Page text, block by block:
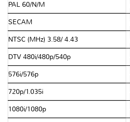
PAL 60/N/M
SECAM
NTSC (MHz) 3.58/ 4.43
DTV 480i/480p/540p
576i/576p
720p/1.035i
1080i/1080p